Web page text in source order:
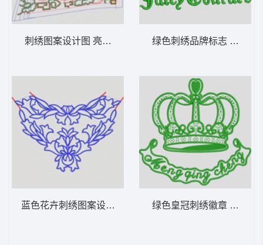
刺绣图案设计图 亮片 珠片抽象花
蓝色花卉刺绣图案设计 简单花
绿色刺绣品牌标志 皇冠山
绿色皇冠刺绣徽章 皇冠